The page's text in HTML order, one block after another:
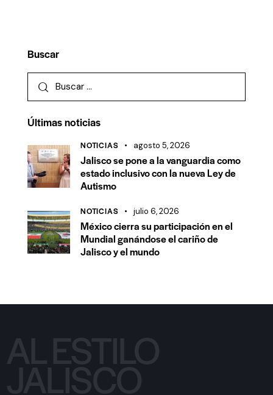
Buscar
Últimas noticias
NOTICIAS agosto 5, 2026
Jalisco se pone a la vanguardia como
estado inclusivo con la nueva Ley de
Autismo
NOTICIAS julio 6, 2026
México cierra su participación en el
Mundial ganándose el cariño de
Jalisco y el mundo